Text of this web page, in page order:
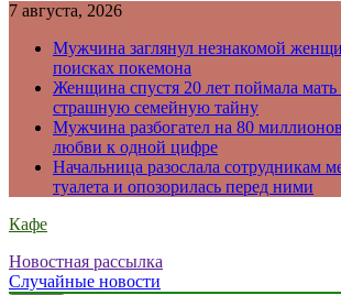
7 августа, 2026
Мужчина заглянул незнакомой
поисках покемона
Женщина спустя 20 лет поймала мать
страшную семейную тайну
Мужчина разбогател на 80
любви к одной цифре
Начальница разослала сотрудникам
туалета и опозорилась перед ними
Кафе
Новостная рассылка
Случайные новости